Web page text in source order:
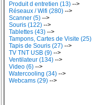
Produit d entretien (13) -->
Réseaux / Wifi (280) -->
Scanner (5) -->
Souris (122) -->
Tablettes (43) -->
Tampons, Cartes de Visite (25)
Tapis de Souris (27) -->
TV TNT USB (9) -->
Ventilateur (134) -->
Video (6) -->
Watercooling (34) -->
Webcams (29) -->